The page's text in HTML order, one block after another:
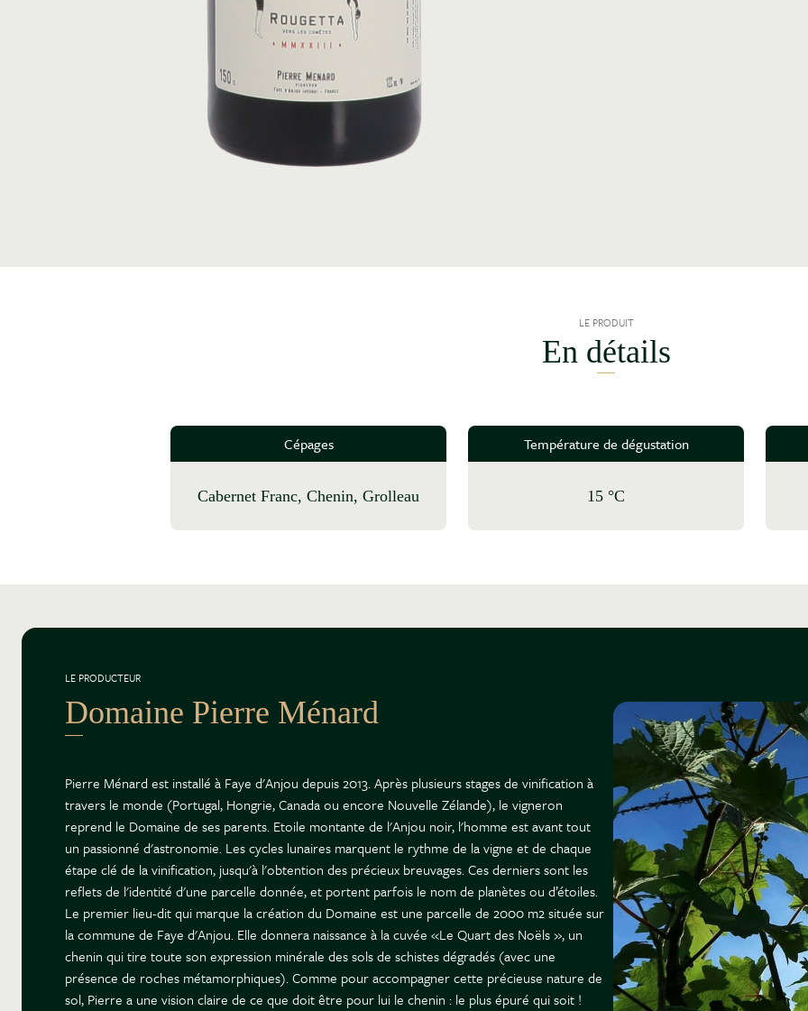
LE PRODUIT
En détails
Cépages
Cabernet Franc, Chenin, Grolleau
Température de dégustation
15 °C
LE PRODUCTEUR
Domaine Pierre Ménard
Pierre Ménard est installé à Faye d'Anjou depuis 2013. Après plusieurs stages de vinification à
travers le monde (Portugal, Hongrie, Canada ou encore Nouvelle Zélande), le vigneron
reprend le Domaine de ses parents. Etoile montante de l'Anjou noir, l'homme est avant tout
un passionné d'astronomie. Les cycles lunaires marquent le rythme de la vigne et de chaque
étape clé de la vinification, jusqu'à l'obtention des précieux breuvages. Ces derniers sont les
reflets de l'identité d'une parcelle donnée, et portent parfois le nom de planètes ou d’étoiles.
Le premier lieu-dit qui marque la création du Domaine est une parcelle de 2000 m2 située sur
la commune de Faye d'Anjou. Elle donnera naissance à la cuvée «Le Quart des Noëls », un
chenin qui tire toute son expression minérale des sols de schistes dégradés (avec une
présence de roches métamorphiques). Comme pour accompagner cette précieuse nature de
sol, Pierre a une vision claire de ce que doit être pour lui le chenin : le plus épuré qui soit !